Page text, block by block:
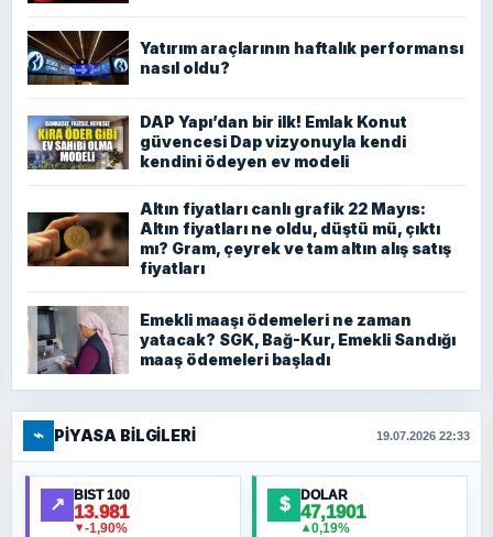
Yatırım araçlarının haftalık performansı
nasıl oldu?
DAP Yapı’dan bir ilk! Emlak Konut
güvencesi Dap vizyonuyla kendi
kendini ödeyen ev modeli
Altın fiyatları canlı grafik 22 Mayıs:
Altın fiyatları ne oldu, düştü mü, çıktı
mı? Gram, çeyrek ve tam altın alış satış
fiyatları
Emekli maaşı ödemeleri ne zaman
yatacak? SGK, Bağ-Kur, Emekli Sandığı
maaş ödemeleri başladı
⌁ PIYASA BILGILERI 19.07.2026 22:33
↗ BIST 100
13.981
▼-1,90%
$ DOLAR
47,1901
▲0,19%